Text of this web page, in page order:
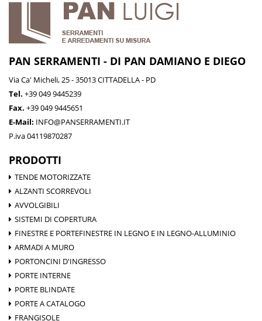
PAN SERRAMENTI - DI PAN DAMIANO E DIEGO
Via Ca' Micheli, 25 - 35013 CITTADELLA - PD
Tel. +39 049 9445239
Fax. +39 049 9445651
E-Mail: INFO@PANSERRAMENTI.IT
P.iva 04119870287
PRODOTTI
TENDE MOTORIZZATE
ALZANTI SCORREVOLI
AVVOLGIBILI
SISTEMI DI COPERTURA
FINESTRE E PORTEFINESTRE IN LEGNO E IN LEGNO-ALLUMINIO
ARMADI A MURO
PORTONCINI D'INGRESSO
PORTE INTERNE
PORTE BLINDATE
PORTE A CATALOGO
FRANGISOLE